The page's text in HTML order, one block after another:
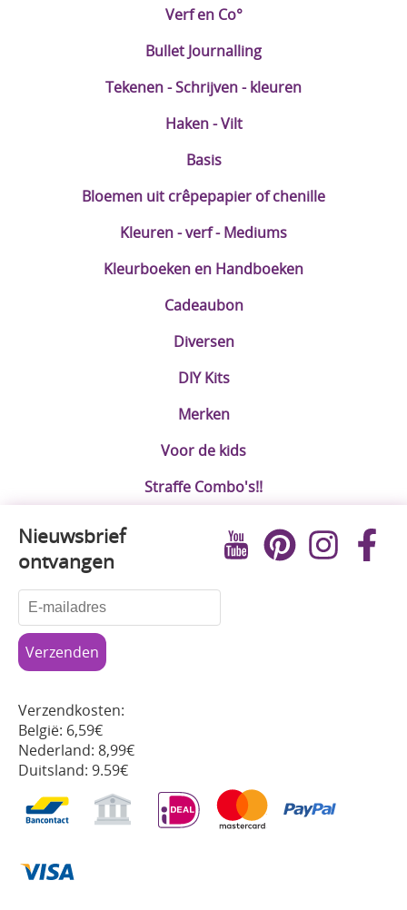
Verf en Co°
Bullet Journalling
Tekenen - Schrijven - kleuren
Haken - Vilt
Basis
Bloemen uit crêpepapier of chenille
Kleuren - verf - Mediums
Kleurboeken en Handboeken
Cadeaubon
Diversen
DIY Kits
Merken
Voor de kids
Straffe Combo's!!
Nieuwsbrief
ontvangen
Verzendkosten:
België: 6,59€
Nederland: 8,99€
Duitsland: 9.59€